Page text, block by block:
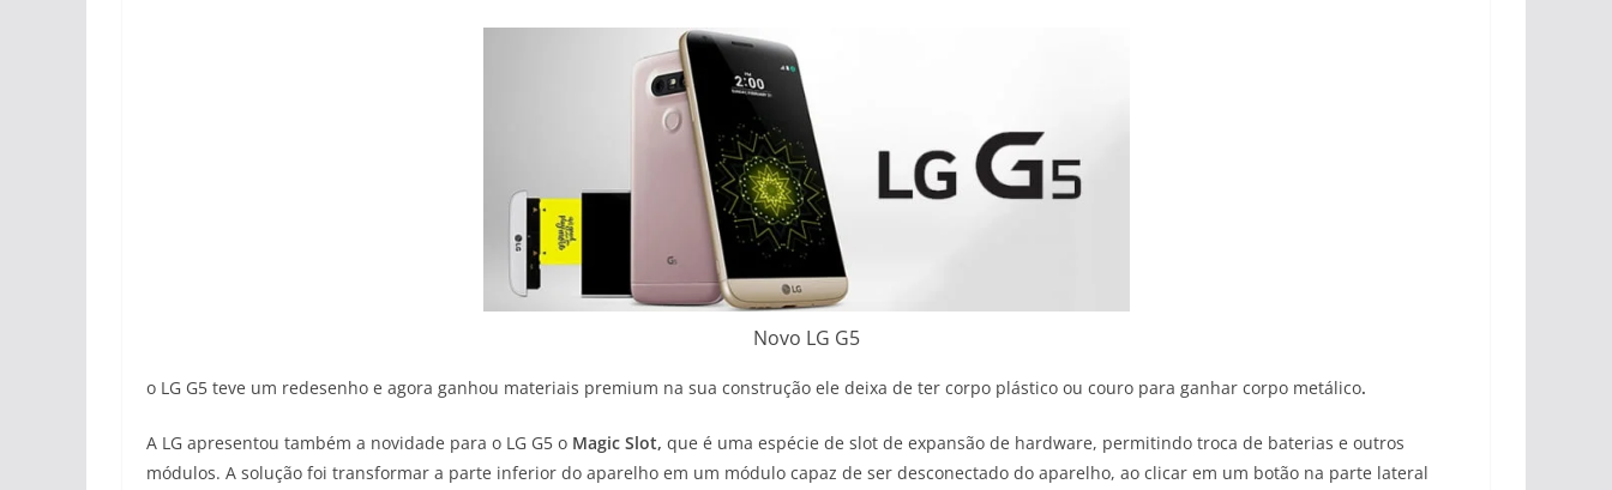
Novo LG G5
o LG G5 teve um redesenho e agora ganhou materiais premium na sua construção ele deixa de ter corpo plástico ou couro para ganhar corpo metálico.
A LG apresentou também a novidade para o LG G5 o Magic Slot, que é uma espécie de slot de expansão de hardware, permitindo troca de baterias e outros
módulos. A solução foi transformar a parte inferior do aparelho em um módulo capaz de ser desconectado do aparelho, ao clicar em um botão na parte lateral